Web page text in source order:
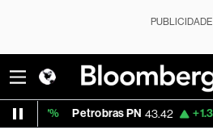
PUBLICIDADE
Petrobras PN 43.42 +1.35% Vale ON